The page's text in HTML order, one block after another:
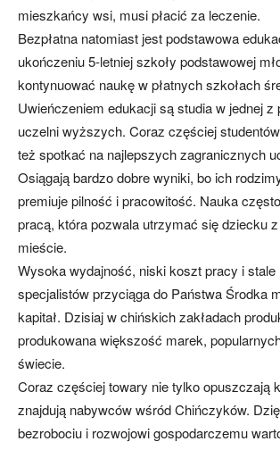
mieszkańcy wsi, musi płacić za leczenie.
Bezpłatna natomiast jest podstawowa
ukończeniu 5-letniej szkoły podstawowej
kontynuować naukę w płatnych szkołach
Uwieńczeniem edukacji są studia w jednej z
uczelni wyższych. Coraz częściej
też spotkać na najlepszych zagranicznych
Osiągają bardzo dobre wyniki, bo ich
premiuje pilność i pracowitość. Nauka
pracą, która pozwala utrzymać się dziecku
mieście.
Wysoka wydajność, niski koszt pracy i stale
specjalistów przyciąga do Państwa Środka
kapitał. Dzisiaj w chińskich zakładach
produkowana większość marek,
świecie.
Coraz częściej towary nie tylko opuszczają
znajdują nabywców wśród Chińczyków.
bezrobociu i rozwojowi gospodarczemu